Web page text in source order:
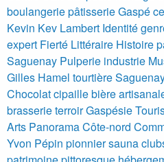
boulangerie pâtisserie Gaspé
Kevin Kev Lambert Identité
expert Fierté Littéraire Histoire
Saguenay Pulperie industrie
Gilles Hamel tourtière
Chocolat cipaillebière
brasserie terroir Gaspésie
Arts Panorama Côte-nord
Yvon Pépin pionnier sauna